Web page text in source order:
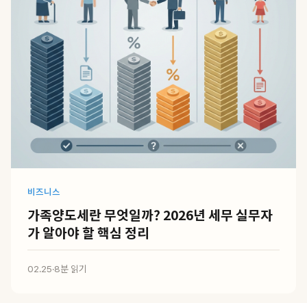
비즈니스
가족양도세란 무엇일까? 2026년 세무 실무자
가 알아야 할 핵심 정리
02.25·8분 읽기